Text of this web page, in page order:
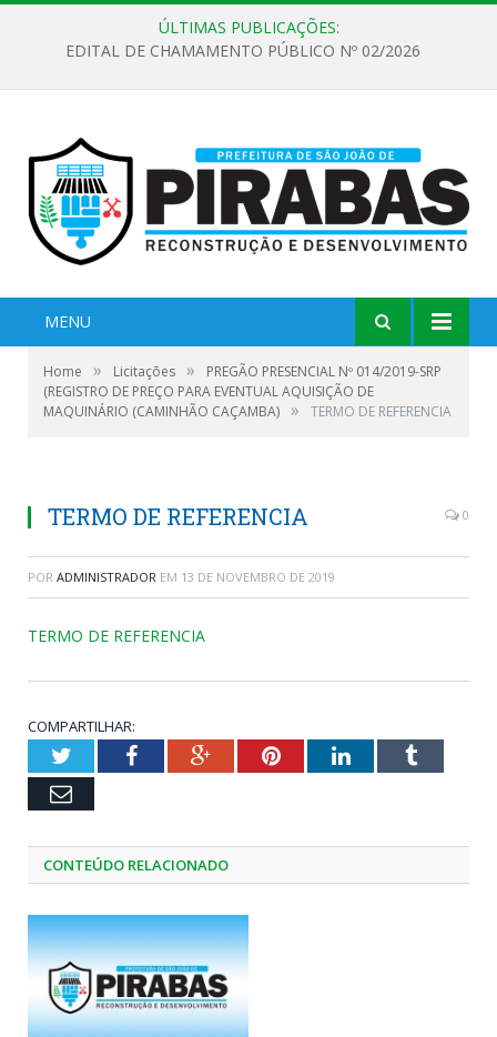
ÚLTIMAS PUBLICAÇÕES:
EDITAL DE CHAMAMENTO PÚBLICO Nº 02/2026
MENU
Home » Licitações »
PREGÃO PRESENCIAL Nº 014/2019-SRP
(REGISTRO DE PREÇO PARA EVENTUAL AQUISIÇÃO DE
MAQUINÁRIO (CAMINHÃO CAÇAMBA) » TERMO DE REFERENCIA
TERMO DE REFERENCIA 0
POR ADMINISTRADOR EM 13 DE NOVEMBRO DE 2019
TERMO DE REFERENCIA
COMPARTILHAR:
TwitterFacebookGoogle+PinterestLinkedInTumblr
Email
CONTEÚDO RELACIONADO